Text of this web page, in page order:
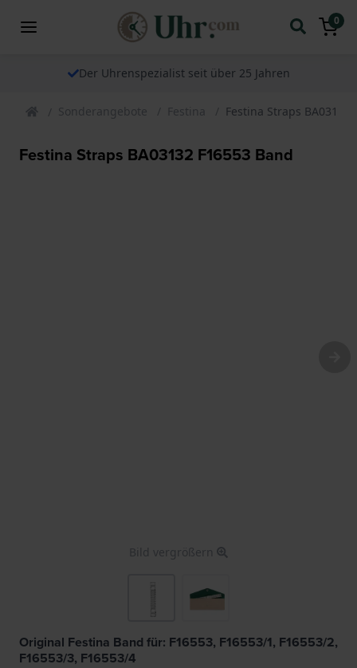
0
Der Uhrenspezialist seit über 25 Jahren
Sonderangebote Festina Festina Straps BA03132
Festina Straps BA03132 F16553 Band
Bild vergrößern
Original Festina Band für: F16553, F16553/1, F16553/2,
F16553/3, F16553/4